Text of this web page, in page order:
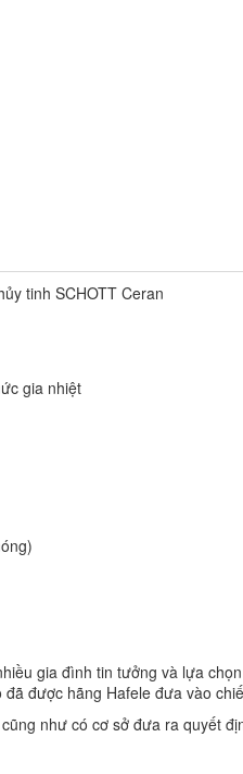
tinh SCHOTT Ceran
gia nhiệt
gia đình tin tưởng và lựa
được hãng Hafele đưa vào
như có cơ sở đưa ra quyết